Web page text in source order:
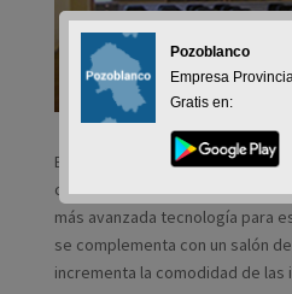
Este maravilloso lugar cuenta
con capacidad para más de
más avanzada tecnología para
se complementa con un salón
incrementa la comodidad de las
Pozoblanco
Empresa
Gratis en: